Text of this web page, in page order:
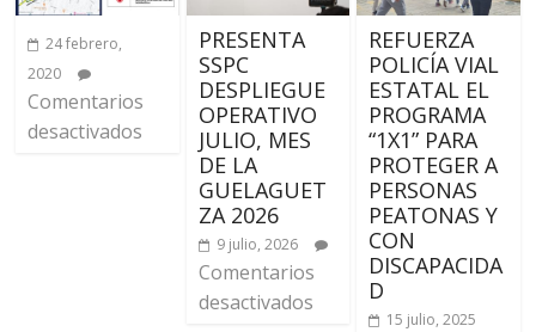
24 febrero,
2020
Comentarios
desactivados
PRESENTA
SSPC
DESPLIEGUE
OPERATIVO
JULIO, MES
DE LA
GUELAGUET
ZA 2026
9 julio, 2026
Comentarios
desactivados
REFUERZA
POLICÍA VIAL
ESTATAL EL
PROGRAMA
“1X1” PARA
PROTEGER A
PERSONAS
PEATONAS Y
CON
DISCAPACIDA
D
15 julio, 2025